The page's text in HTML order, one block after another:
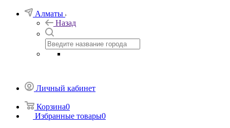
Алматы
Назад
Личный кабинет
Корзина0
Избранные товары0